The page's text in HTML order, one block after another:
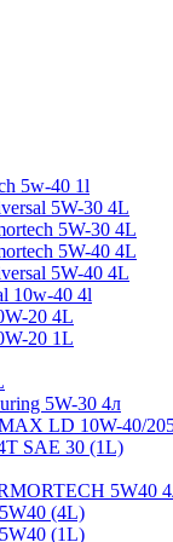
5w-40 1l
5W-30 4L
5W-30 4L
5W-40 4L
5W-40 4L
10w-40 4l
20 4L
20 1L
5W-30 4л
LD 10W-40/
SAE 30 (1L)
5W40
(4L)
(1L)